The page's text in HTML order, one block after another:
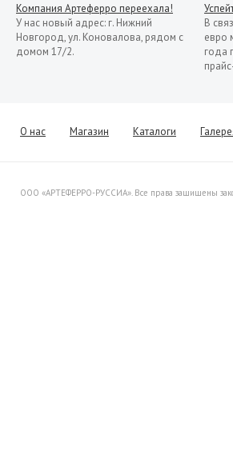
Компания Артеферро переехала!
У нас новый адрес: г. Нижний
Новгород, ул. Коновалова, рядом с
домом 17/2.
В
евро
года
Уважаемые клиенты! Представляем
Вашему вниманию распродажу
О нас Магазин Каталоги
ООО «АРТЕФЕРРО-РУССИА». Все права защищены